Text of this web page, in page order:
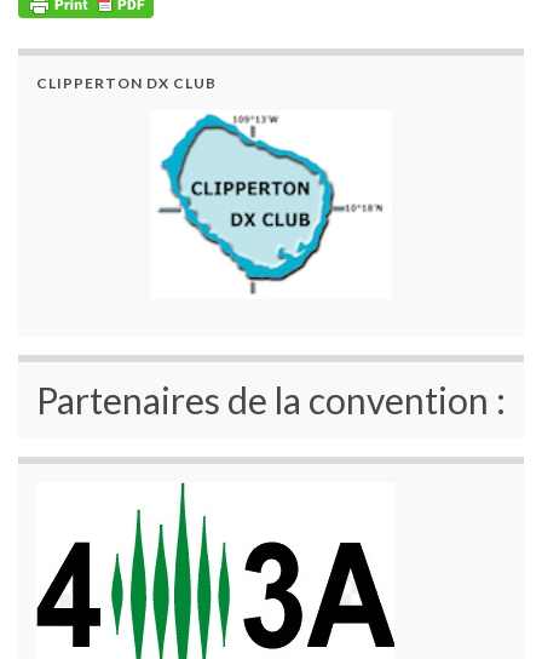
CLIPPERTON DX CLUB
Partenaires de la convention :